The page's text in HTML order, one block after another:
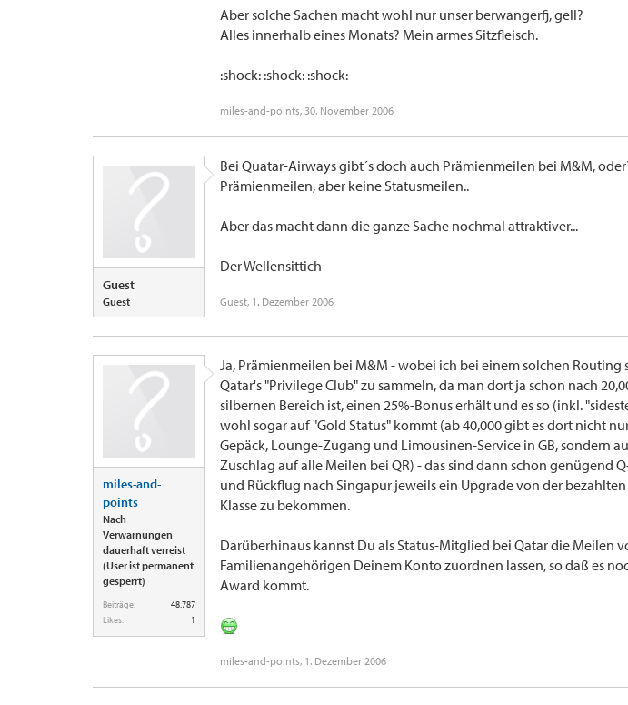
Aber solche Sachen macht wohl nur unser berwangerfj, gell?
Alles innerhalb eines Monats? Mein armes Sitzfleisch.
:shock: :shock: :shock:
miles-and-points, 30. November 2006
Guest
Guest
Bei Quatar-Airways gibt´s doch auch Prämienmeilen bei M&M,
Prämienmeilen, aber keine Statusmeilen..
Aber das macht dann die ganze Sache nochmal attraktiver...
Der Wellensittich
Guest, 1. Dezember 2006
miles-and-
points
Nach
Verwarnungen
dauerhaft verreist
(User ist permanent
gesperrt)
Beiträge:
48.787
Likes:
1
Ja, Prämienmeilen bei M&M - wobei ich bei einem solchen Routing
Qatar's "Privilege Club" zu sammeln, da man dort ja schon nach
silbernen Bereich ist, einen 25%-Bonus erhält und es so (inkl.
wohl sogar auf "Gold Status" kommt (ab 40,000 gibt es dort nicht
Gepäck, Lounge-Zugang und Limousinen-Service in GB, sondern
Zuschlag auf alle Meilen bei QR) - das sind dann schon genügend
und Rückflug nach Singapur jeweils ein Upgrade von der
Klasse zu bekommen.
Darüberhinaus kannst Du als Status-Mitglied bei Qatar die Meilen
Familienangehörigen Deinem Konto zuordnen lassen, so daß es
Award kommt.
miles-and-points, 1. Dezember 2006